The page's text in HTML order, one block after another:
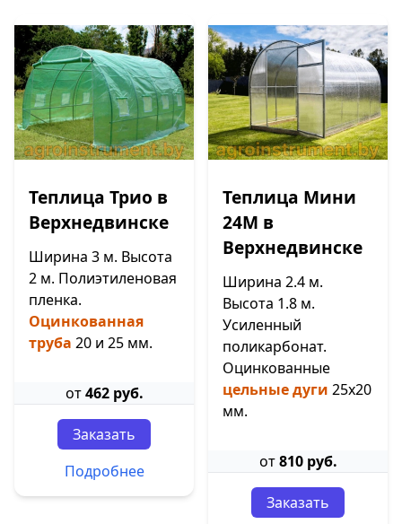
Теплица Трио в
Верхнедвинске
Ширина 3 м. Высота
2 м. Полиэтиленовая
пленка.
Оцинкованная
труба 20 и 25 мм.
от462 руб.
Заказать
Подробнее
Теплица Мини
24М в
Верхнедвинске
Ширина 2.4 м.
Высота 1.8 м.
Усиленный
поликарбонат.
Оцинкованные
цельные дуги 25х20
мм.
от810 руб.
Заказать